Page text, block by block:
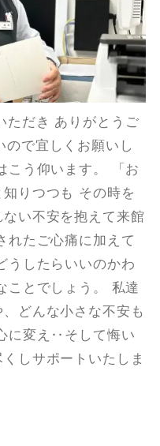
ただき ありがとうご
ので宜しくお願いし
こう仰います。 「お
りつつも その時を
い不安を抱えて来館
れたご心痛に加えて
うしたらいいのかわ
ことでしょう。 私達
どんな小さな不安も
に変え‥そして悔い
しサポートいたしま